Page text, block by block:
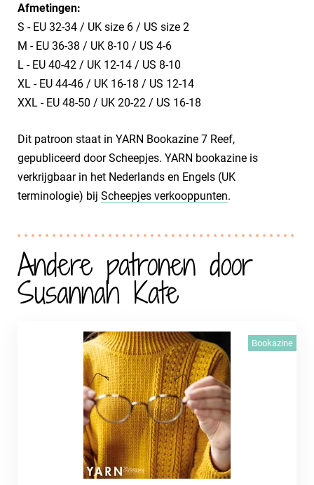
Afmetingen:
S - EU 32-34 / UK size 6 / US size 2
M - EU 36-38 / UK 8-10 / US 4-6
L - EU 40-42 / UK 12-14 / US 8-10
XL - EU 44-46 / UK 16-18 / US 12-14
XXL - EU 48-50 / UK 20-22 / US 16-18
Dit patroon staat in YARN Bookazine 7 Reef,
gepubliceerd door Scheepjes. YARN bookazine is
verkrijgbaar in het Nederlands en Engels (UK
terminologie) bij Scheepjes verkooppunten.
Andere patronen door
Susannah Kate
Bookazine